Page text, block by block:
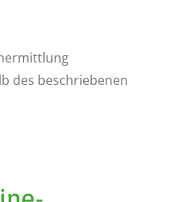
des beschriebenen